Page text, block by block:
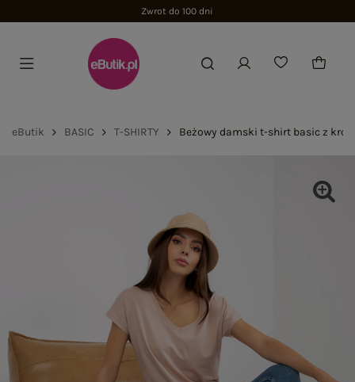
eButik BASIC T-SHIRTY Beżowy damski t-shirt basic z